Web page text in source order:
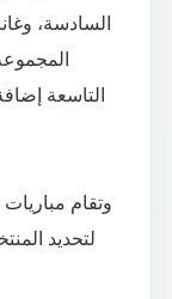
السادسة،
التاسعة
وتقام
لتحديد